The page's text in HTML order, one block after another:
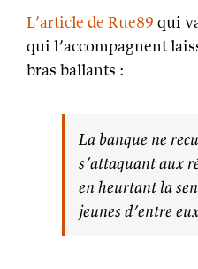
L’article de Rue89 qui
qui l’accompagnent
bras ballants :
La banque ne
s’attaquant aux
en heurtant la
jeunes d’entre